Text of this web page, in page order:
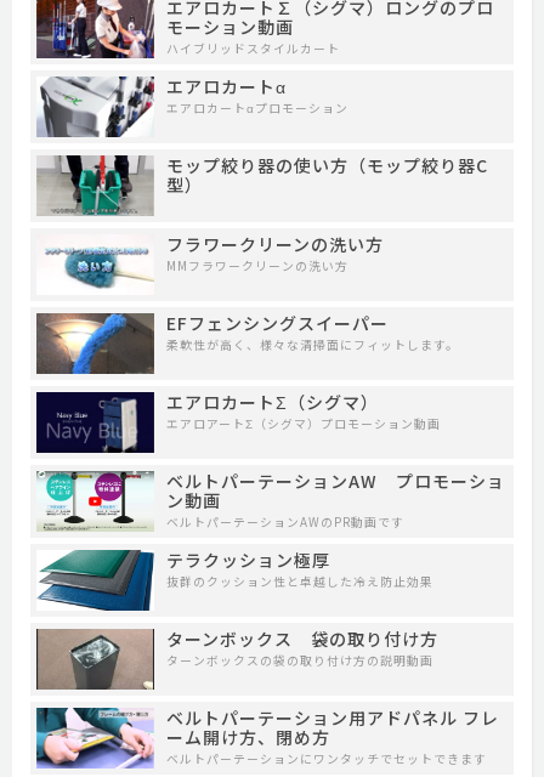
エアロカート∑（シグマ）ロングのプロ
モーション動画
ハイブリッドスタイルカート
エアロカートα
エアロカートαプロモーション
モップ絞り器の使い方（モップ絞り器C
型）
フラワークリーンの洗い方
MMフラワークリーンの洗い方
EFフェンシングスイーパー
柔軟性が高く、様々な清掃面にフィットします。
エアロカートΣ（シグマ）
エアロアートΣ（シグマ）プロモーション動画
ベルトパーテーションAW プロモーショ
ン動画
ベルトパーテーションAWのPR動画です
テラクッション極厚
抜群のクッション性と卓越した冷え防止効果
ターンボックス 袋の取り付け方
ターンボックスの袋の取り付け方の説明動画
ベルトパーテーション用アドパネル フレ
ーム開け方、閉め方
ベルトパーテーションにワンタッチでセットできます